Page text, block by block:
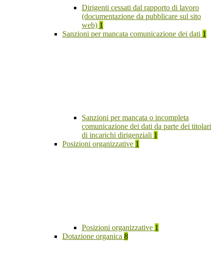
Dirigenti cessati dal rapporto di lavoro
(documentazione da pubblicare sul sito
web) 1
Sanzioni per mancata comunicazione dei dati 1
Sanzioni per mancata o incompleta
comunicazione dei dati da parte dei titolari
di incarichi dirigenziali 1
Posizioni organizzative 1
Posizioni organizzative 1
Dotazione organica 8